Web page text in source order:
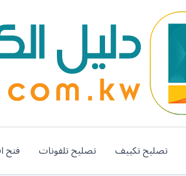
تصليح تكييف تصليح تلفونات فتح